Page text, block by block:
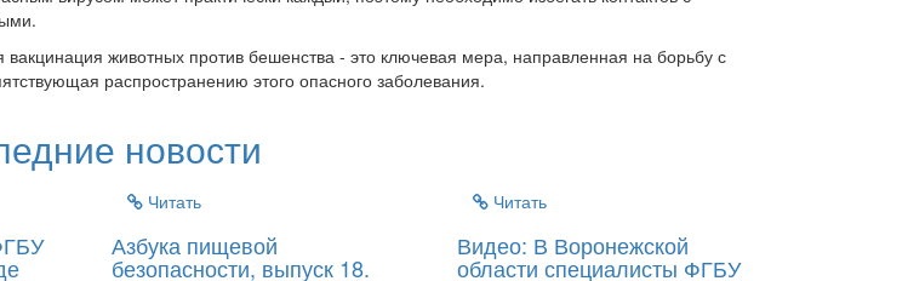
вакцинация животных против бешенства - это ключевая мера, направленная на борьбу с
распространению этого опасного заболевания.
новости
Читать
Азбука пищевой
безопасности, выпуск 18.
Читать
Видео: В Воронежской
области специалисты ФГБУ